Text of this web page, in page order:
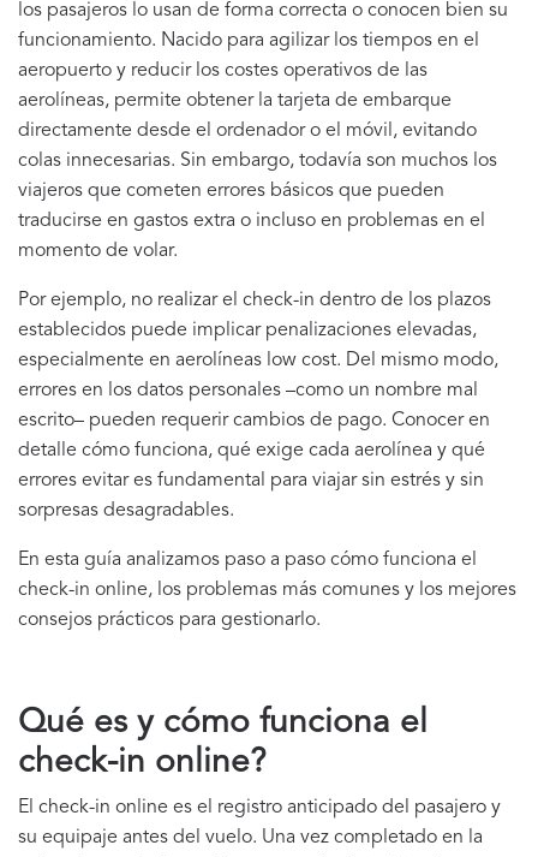
los pasajeros lo usan de forma correcta o conocen bien su
funcionamiento. Nacido para agilizar los tiempos en el
aeropuerto y reducir los costes operativos de las
aerolíneas, permite obtener la tarjeta de embarque
directamente desde el ordenador o el móvil, evitando
colas innecesarias. Sin embargo, todavía son muchos los
viajeros que cometen errores básicos que pueden
traducirse en gastos extra o incluso en problemas en el
momento de volar.
Por ejemplo, no realizar el check-in dentro de los plazos
establecidos puede implicar penalizaciones elevadas,
especialmente en aerolíneas low cost. Del mismo modo,
errores en los datos personales –como un nombre mal
escrito– pueden requerir cambios de pago. Conocer en
detalle cómo funciona, qué exige cada aerolínea y qué
errores evitar es fundamental para viajar sin estrés y sin
sorpresas desagradables.
En esta guía analizamos paso a paso cómo funciona el
check-in online, los problemas más comunes y los mejores
consejos prácticos para gestionarlo.
Qué es y cómo funciona el
check-in online?
El check-in online es el registro anticipado del pasajero y
su equipaje antes del vuelo. Una vez completado en la